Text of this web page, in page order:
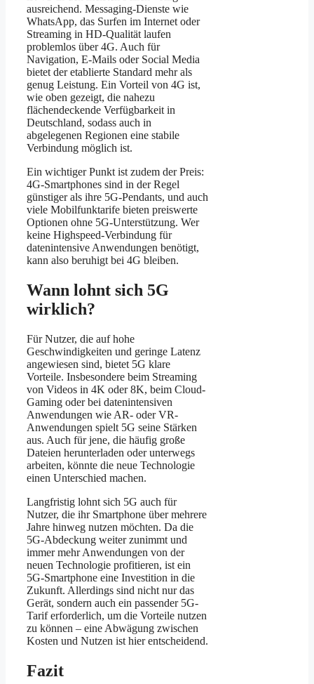
ausreichend. Messaging-Dienste wie
WhatsApp, das Surfen im Internet oder
Streaming in HD-Qualität laufen
problemlos über 4G. Auch für
Navigation, E-Mails oder Social Media
bietet der etablierte Standard mehr als
genug Leistung. Ein Vorteil von 4G ist,
wie oben gezeigt, die nahezu
flächendeckende Verfügbarkeit in
Deutschland, sodass auch in
abgelegenen Regionen eine stabile
Verbindung möglich ist.
Ein wichtiger Punkt ist zudem der Preis:
4G-Smartphones sind in der Regel
günstiger als ihre 5G-Pendants, und auch
viele Mobilfunktarife bieten preiswerte
Optionen ohne 5G-Unterstützung. Wer
keine Highspeed-Verbindung für
datenintensive Anwendungen benötigt,
kann also beruhigt bei 4G bleiben.
Wann lohnt sich 5G
wirklich?
Für Nutzer, die auf hohe
Geschwindigkeiten und geringe Latenz
angewiesen sind, bietet 5G klare
Vorteile. Insbesondere beim Streaming
von Videos in 4K oder 8K, beim Cloud-
Gaming oder bei datenintensiven
Anwendungen wie AR- oder VR-
Anwendungen spielt 5G seine Stärken
aus. Auch für jene, die häufig große
Dateien herunterladen oder unterwegs
arbeiten, könnte die neue Technologie
einen Unterschied machen.
Langfristig lohnt sich 5G auch für
Nutzer, die ihr Smartphone über mehrere
Jahre hinweg nutzen möchten. Da die
5G-Abdeckung weiter zunimmt und
immer mehr Anwendungen von der
neuen Technologie profitieren, ist ein
5G-Smartphone eine Investition in die
Zukunft. Allerdings sind nicht nur das
Gerät, sondern auch ein passender 5G-
Tarif erforderlich, um die Vorteile nutzen
zu können – eine Abwägung zwischen
Kosten und Nutzen ist hier entscheidend.
Fazit